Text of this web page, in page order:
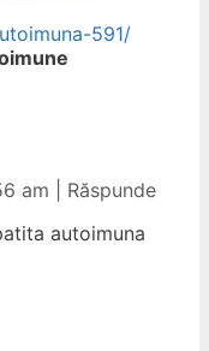
591/
am
Răspunde
autoimuna